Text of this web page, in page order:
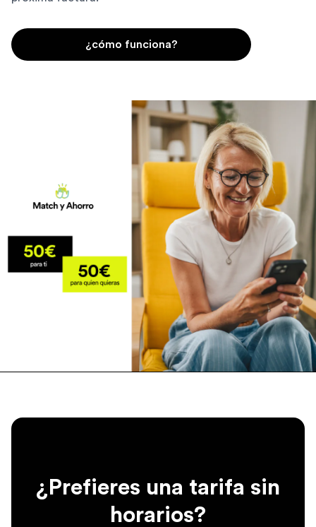
¿cómo funciona?
¿Prefieres una tarifa sin
horarios?